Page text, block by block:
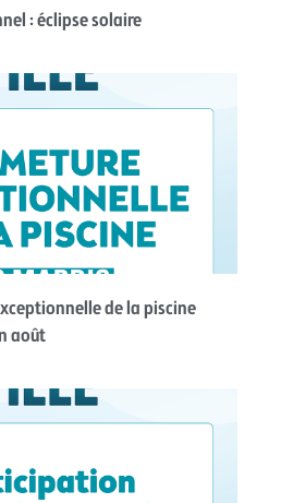
: éclipse solaire
de la piscine
août